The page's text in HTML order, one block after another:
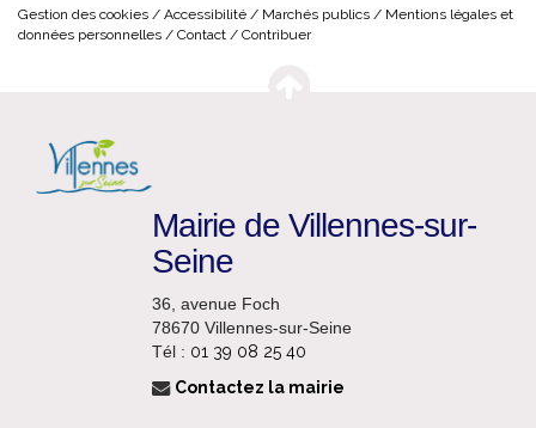
Gestion des cookies Accessibilité Marchés publics
Mentions légales et
données personnelles
Contact Contribuer
Mairie de Villennes-sur-
Seine
36, avenue Foch
78670 Villennes-sur-Seine
Tél : 01 39 08 25 40
Contactez la mairie